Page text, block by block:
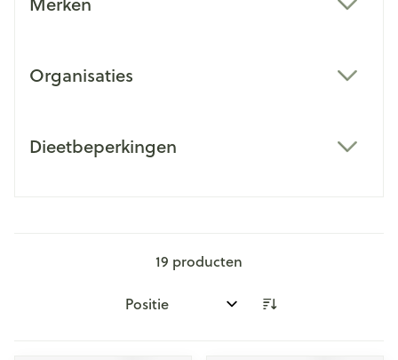
Organisaties
Dieetbeperkingen
19 producten
Sorteer op: